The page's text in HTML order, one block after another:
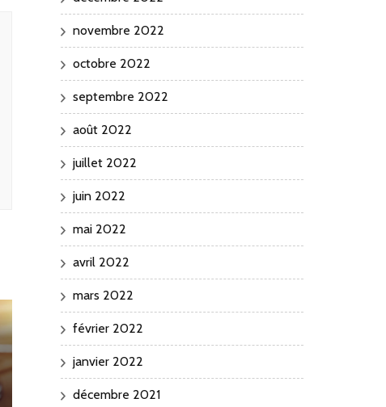
novembre 2022
octobre 2022
septembre 2022
août 2022
juillet 2022
juin 2022
mai 2022
avril 2022
mars 2022
février 2022
janvier 2022
décembre 2021